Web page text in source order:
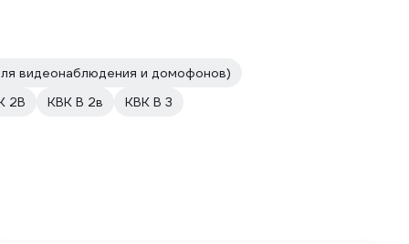
видеонаблюдения и домофонов)
2В
КВК В 2в КВК В 3